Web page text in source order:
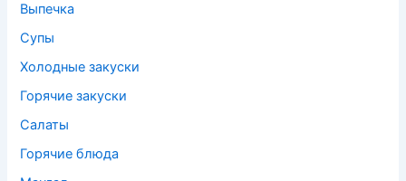
Выпечка
Супы
Холодные закуски
Горячие закуски
Салаты
Горячие блюда